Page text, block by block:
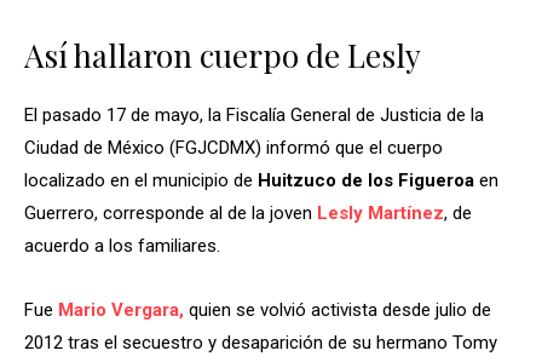
Así hallaron cuerpo de Lesly
El pasado 17 de mayo, la Fiscalía General de Justicia de la
Ciudad de México (FGJCDMX) informó que el cuerpo
localizado en el municipio de Huitzuco de los Figueroa en
Guerrero, corresponde al de la joven Lesly Martínez, de
acuerdo a los familiares.
Fue Mario Vergara, quien se volvió activista desde julio de
2012 tras el secuestro y desaparición de su hermano Tomy